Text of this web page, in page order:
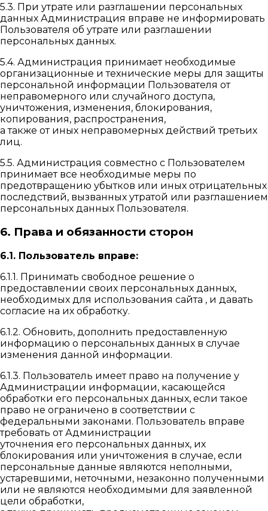
5.3. При утрате или разглашении персональных
данных Администрация вправе не информировать
Пользователя об утрате или разглашении
персональных данных.
5.4. Администрация принимает необходимые
организационные и технические меры для защиты
персональной информации Пользователя от
неправомерного или случайного доступа,
уничтожения, изменения, блокирования,
копирования, распространения,
а также от иных неправомерных действий третьих
лиц.
5.5. Администрация совместно с Пользователем
принимает все необходимые меры по
предотвращению убытков или иных отрицательных
последствий, вызванных утратой или разглашением
персональных данных Пользователя.
6. Права и обязанности сторон
6.1. Пользователь вправе:
6.1.1. Принимать свободное решение о
предоставлении своих персональных данных,
необходимых для использования сайта , и давать
согласие на их обработку.
6.1.2. Обновить, дополнить предоставленную
информацию о персональных данных в случае
изменения данной информации.
6.1.3. Пользователь имеет право на получение у
Администрации информации, касающейся
обработки его персональных данных, если такое
право не ограничено в соответствии с
федеральными законами. Пользователь вправе
требовать от Администрации
уточнения его персональных данных, их
блокирования или уничтожения в случае, если
персональные данные являются неполными,
устаревшими, неточными, незаконно полученными
или не являются необходимыми для заявленной
цели обработки,